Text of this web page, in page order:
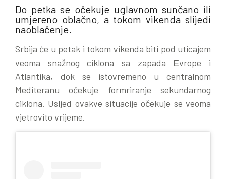
Do petka se očekuje uglavnom sunčano ili
umjereno oblačno, a tokom vikenda slijedi
naoblačenje.
Srbija će u petak i tokom vikenda biti pod uticajem
veoma snažnog ciklona sa zapada Еvrope i
Atlantika, dok se istovremeno u centralnom
Mediteranu očekuje formriranje sekundarnog
ciklona. Usljed ovakve situacije očekuje se veoma
vjetrovito vrijeme.